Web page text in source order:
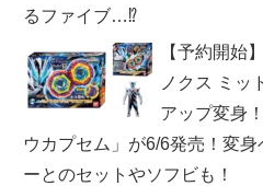
るファイブ…⁉
【予約開始
ノクス ミッ
アップ変身
ウカプセム」が6/6発売！変
ーとのセットやソフビも！